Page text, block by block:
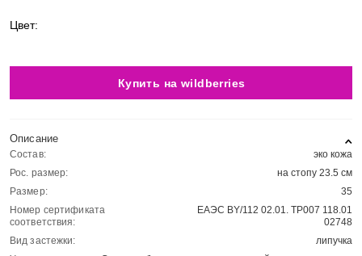
Цвет:
Купить на wildberries
Описание
Состав:
эко кожа
Рос. размер:
на стопу 23.5 см
Размер:
35
Номер сертификата
соответствия:
ЕАЭС BY/112 02.01. ТР007 118.01
02748
Вид застежки:
липучка